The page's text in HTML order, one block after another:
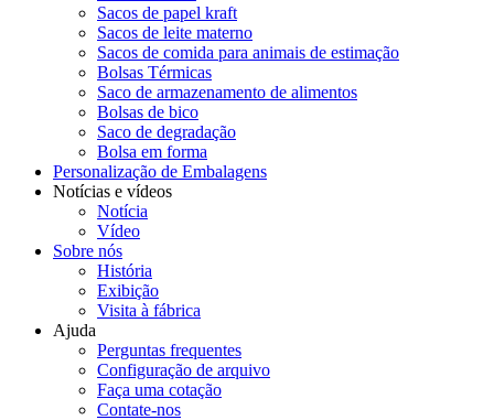
Sacos de papel kraft
Sacos de leite materno
Sacos de comida para animais de estimação
Bolsas Térmicas
Saco de armazenamento de alimentos
Bolsas de bico
Saco de degradação
Bolsa em forma
Personalização de Embalagens
Notícias e vídeos
Notícia
Vídeo
Sobre nós
História
Exibição
Visita à fábrica
Ajuda
Perguntas frequentes
Configuração de arquivo
Faça uma cotação
Contate-nos